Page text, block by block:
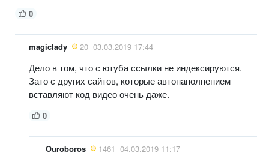
0
magiclady 20 03.03.2019 17:44
Дело в том, что с ютуба ссылки не индексируются.
Зато с других сайтов, которые автонаполнением
вставляют код видео очень даже.
0
Ouroboros 1461 04.03.2019 11:17